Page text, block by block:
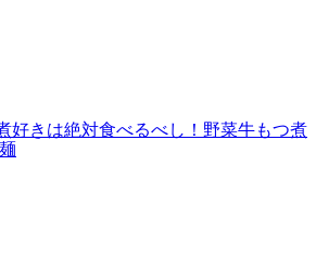
好きは絶対食べるべし！野菜牛もつ煮